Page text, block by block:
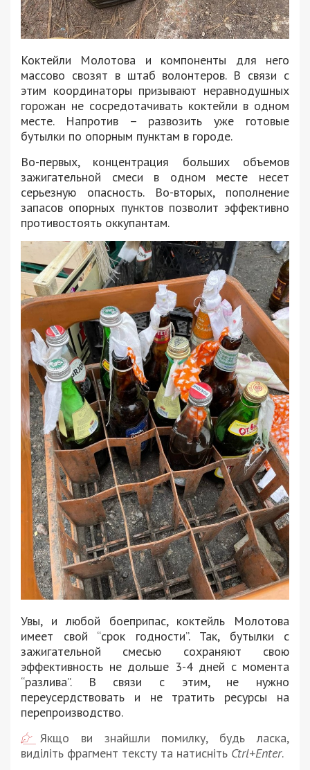
Коктейли Молотова и компоненты для него
массово свозят в штаб волонтеров. В связи с
этим координаторы призывают неравнодушных
горожан не сосредотачивать коктейли в одном
месте. Напротив – развозить уже готовые
бутылки по опорным пунктам в городе.
Во-первых, концентрация больших объемов
зажигательной смеси в одном месте несет
серьезную опасность. Во-вторых, пополнение
запасов опорных пунктов позволит эффективно
противостоять оккупантам.
Увы, и любой боеприпас, коктейль Молотова
имеет свой “срок годности”. Так, бутылки с
зажигательной смесью сохраняют свою
эффективность не дольше 3-4 дней с момента
“разлива”. В связи с этим, не нужно
переусердствовать и не тратить ресурсы на
перепроизводство.
Якщо ви знайшли помилку, будь ласка,
виділіть фрагмент тексту та натисніть Ctrl+Enter.